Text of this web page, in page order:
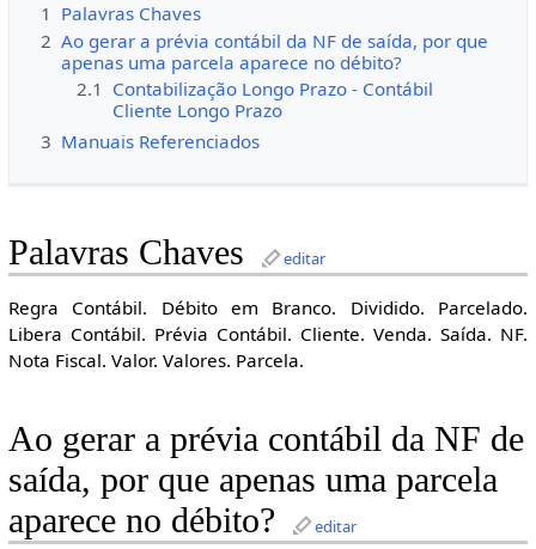
1 Palavras Chaves
2 Ao gerar a prévia contábil da NF de saída, por que
apenas uma parcela aparece no débito?
2.1 Contabilização Longo Prazo - Contábil
Cliente Longo Prazo
3 Manuais Referenciados
Palavras Chaves editar
Regra Contábil. Débito em Branco. Dividido. Parcelado.
Libera Contábil. Prévia Contábil. Cliente. Venda. Saída. NF.
Nota Fiscal. Valor. Valores. Parcela.
Ao gerar a prévia contábil da NF de
saída, por que apenas uma parcela
aparece no débito?
editar